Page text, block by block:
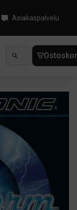
Asiakaspalvelu
UUTUUDET